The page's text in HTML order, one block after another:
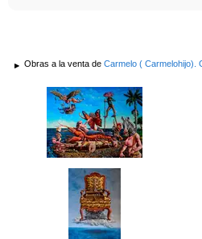
Obras a la venta de Carmelo ( Carmelohijo).